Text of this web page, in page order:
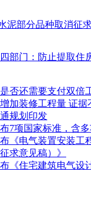
泥部分品种取消征
部门：防止提取住
否还需要支付双倍
加装修工程量 证据
规划印发
7项国家标准，含
《电气装置安装工
求意见稿）》
《住宅建筑电气设